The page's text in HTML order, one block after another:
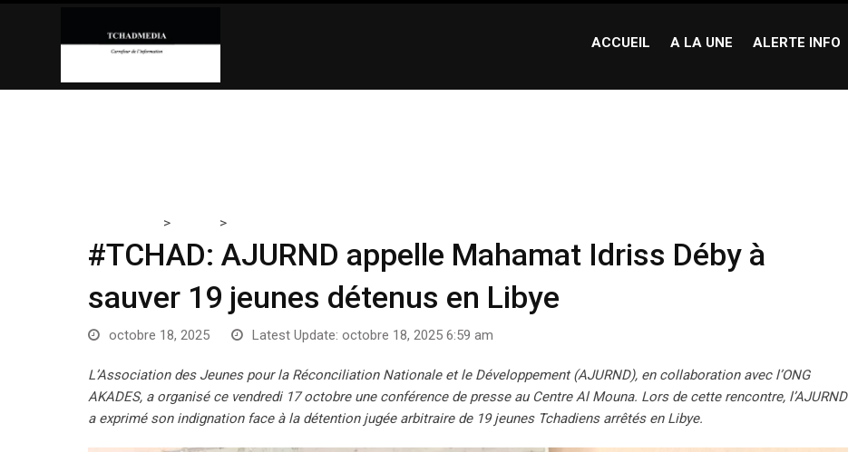
ACCUEIL A LA UNE ALERTE INFO
> >
#TCHAD: AJURND appelle Mahamat Idriss Déby à
sauver 19 jeunes détenus en Libye
octobre 18, 2025 Latest Update: octobre 18, 2025 6:59 am
L’Association des Jeunes pour la Réconciliation Nationale et le Développement (AJURND), en collaboration avec l’ONG
AKADES, a organisé ce vendredi 17 octobre une conférence de presse au Centre Al Mouna. Lors de cette rencontre, l’AJURND
a exprimé son indignation face à la détention jugée arbitraire de 19 jeunes Tchadiens arrêtés en Libye.